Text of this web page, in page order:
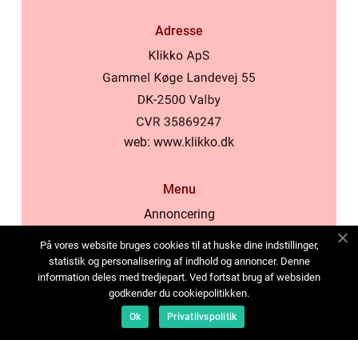
Adresse
web: www.klikko.dk
Menu
Annoncering
Cookies
Kontakt os
Sitemap
På vores website bruges cookies til at huske dine indstillinger,
statistik og personalisering af indhold og annoncer. Denne
information deles med tredjepart. Ved fortsat brug af websiden
godkender du cookiepolitikken.
Ok Privatlivspolitik